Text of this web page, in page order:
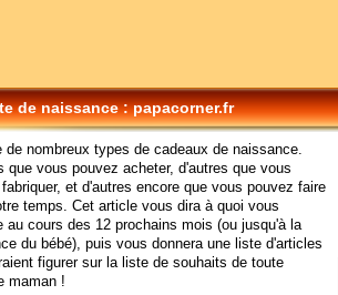
de naissance : papacorner.fr
de nombreux types de cadeaux de naissance.
que vous pouvez acheter, d'autres que vous
et d'autres encore que vous pouvez faire
temps. Cet article vous dira à quoi vous
au cours des 12 prochains mois (ou jusqu'à la
du bébé), puis vous donnera une liste d'articles
figurer sur la liste de souhaits de toute
maman !